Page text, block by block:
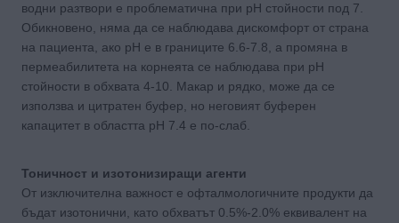
водни разтвори е проблематична при рН стойности под 7.
Обикновено, няма да се наблюдава дискомфорт от страна
на пациента, ако рН е в границите 6.6-7.8, а промяна в
пермеабилитета на корнеята се наблюдава при рН
стойности в обхвата 4-10. Макар и рядко, може да се
използва и цитратен буфер, но неговият буферен
капацитет в областта рН 7.4 е по-слаб.
Тоничност и изотонизиращи агенти
От изключителна важност е офталмологичните продукти да
бъдат изотонични, като обхватът 0.5%-2.0% еквивалент на